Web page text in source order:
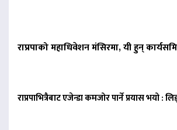
राप्रपाको महाधिवेशन मंसिरमा, यी हुन्
राप्रपाभित्रैबाट एजेन्डा कमजोर पार्ने प्रयास भयो :